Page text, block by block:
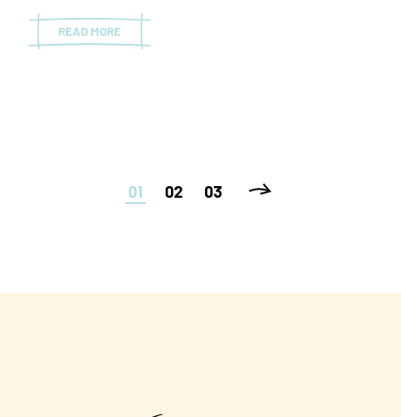
READ MORE
PAGINATION
01 02 03